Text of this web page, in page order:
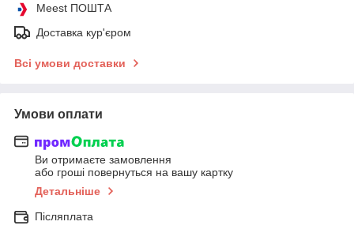
Meest ПОШТА
Доставка кур'єром
Всі умови доставки
Умови оплати
Ви отримаєте замовлення
або гроші повернуться на вашу картку
Детальніше
Післяплата